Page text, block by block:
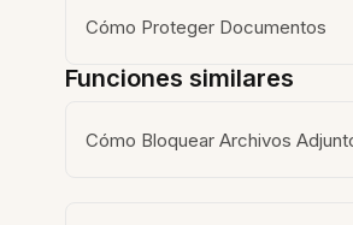
Cómo Proteger Documentos
Funciones similares
Cómo Bloquear Archivos